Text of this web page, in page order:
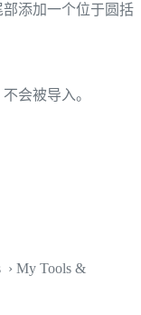
添加一个位于圆括
会被导入。
› My Tools &